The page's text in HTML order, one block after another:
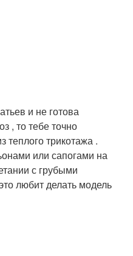
и не готова
, то тебе точно
теплого трикотажа .
или сапогами на
с грубыми
любит делать модель